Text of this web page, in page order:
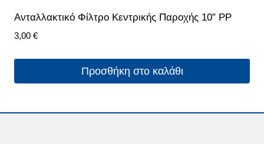
Aνταλλακτικό Φίλτρο Κεντρικής Παροχής 10″ PP
3,00 €
Προσθήκη στο καλάθι